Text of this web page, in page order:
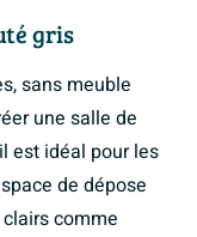
gris
sans meuble
une salle de
est idéal pour les
de dépose
comme